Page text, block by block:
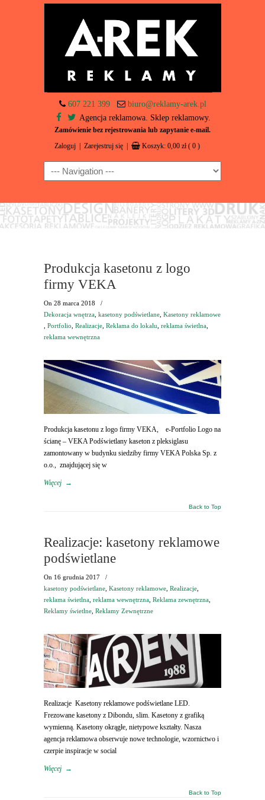
607 221 399
biuro@reklamy-arek.pl
Agencja reklamowa. Sklep reklamowy.
Zamówienie bez rejestrowania lub zapytanie e-mail.
Zaloguj Zarejestruj się Koszyk: 0,00 zł ( 0 )
Navigation
Produkcja kasetonu z logo
firmy VEKA
On 28 marca 2018
/
Dekoracja wnętrza kasetony podświetlane Kasetony reklamowe
Portfolio Realizacje Reklama do lokalu reklama świetlna
reklama wewnętrzna
Produkcja kasetonu z logo firmy VEKA, e-Portfolio Logo na
ścianę – VEKA Podświetlany kaseton z pleksiglasu
zamontowany w budynku siedziby firmy VEKA Polska Sp. z
o.o., znajdującej się w
Więcej →
Back to Top
Realizacje: kasetony reklamowe
podświetlane
On 16 grudnia 2017
/
kasetony podświetlane Kasetony reklamowe Realizacje
reklama świetlna reklama wewnętrzna Reklama zewnętrzna
Reklamy świetlne Reklamy Zewnętrzne
Realizacje Kasetony reklamowe podświetlane LED.
Frezowane kasetony z Dibondu, slim. Kasetony z grafiką
wymienną. Kasetony okrągłe, nietypowe kształty. Nasza
agencja reklamowa obserwuje nowe technologie, wzornictwo i
czerpie inspiracje w social
Więcej →
Back to Top